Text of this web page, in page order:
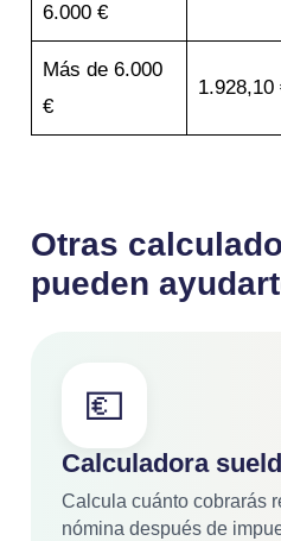
6.000 €
Más de 6.000
€
1.928,10
Otras
pueden
💶
Calculadora
Calcula cuánto cobrarás
nómina después de